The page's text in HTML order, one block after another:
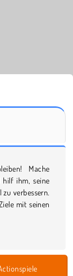
Mache
hilf ihm, seine
verbessern.
mit seinen